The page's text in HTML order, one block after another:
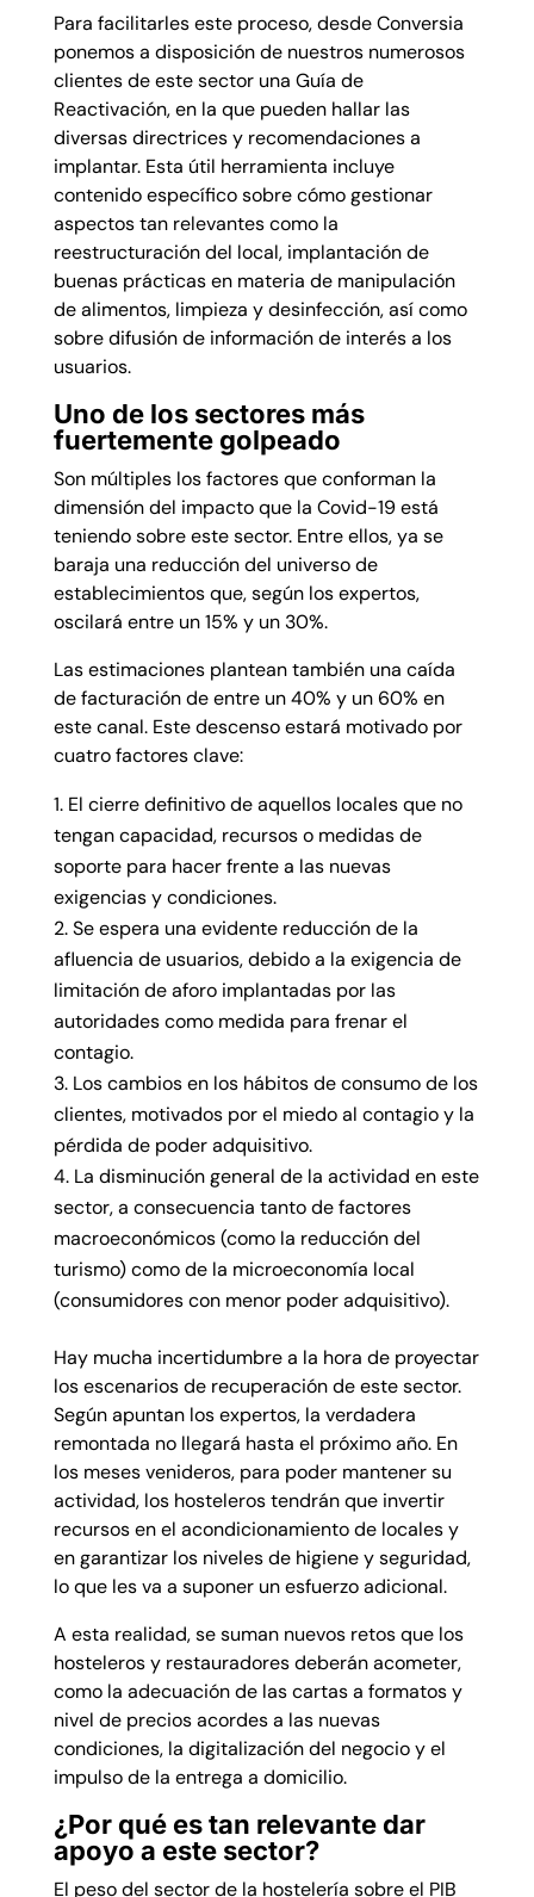
Para facilitarles este proceso, desde Conversia
ponemos a disposición de nuestros numerosos
clientes de este sector una Guía de
Reactivación, en la que pueden hallar las
diversas directrices y recomendaciones a
implantar. Esta útil herramienta incluye
contenido específico sobre cómo gestionar
aspectos tan relevantes como la
reestructuración del local, implantación de
buenas prácticas en materia de manipulación
de alimentos, limpieza y desinfección, así como
sobre difusión de información de interés a los
usuarios.
Uno de los sectores más
fuertemente golpeado
Son múltiples los factores que conforman la
dimensión del impacto que la Covid-19 está
teniendo sobre este sector. Entre ellos, ya se
baraja una reducción del universo de
establecimientos que, según los expertos,
oscilará entre un 15% y un 30%.
Las estimaciones plantean también una caída
de facturación de entre un 40% y un 60% en
este canal. Este descenso estará motivado por
cuatro factores clave:
El cierre definitivo de aquellos locales que no
tengan capacidad, recursos o medidas de
soporte para hacer frente a las nuevas
exigencias y condiciones.
Se espera una evidente reducción de la
afluencia de usuarios, debido a la exigencia de
limitación de aforo implantadas por las
autoridades como medida para frenar el
contagio.
Los cambios en los hábitos de consumo de los
clientes, motivados por el miedo al contagio y la
pérdida de poder adquisitivo.
La disminución general de la actividad en este
sector, a consecuencia tanto de factores
macroeconómicos (como la reducción del
turismo) como de la microeconomía local
(consumidores con menor poder adquisitivo).
Hay mucha incertidumbre a la hora de proyectar
los escenarios de recuperación de este sector.
Según apuntan los expertos, la verdadera
remontada no llegará hasta el próximo año. En
los meses venideros, para poder mantener su
actividad, los hosteleros tendrán que invertir
recursos en el acondicionamiento de locales y
en garantizar los niveles de higiene y seguridad,
lo que les va a suponer un esfuerzo adicional.
A esta realidad, se suman nuevos retos que los
hosteleros y restauradores deberán acometer,
como la adecuación de las cartas a formatos y
nivel de precios acordes a las nuevas
condiciones, la digitalización del negocio y el
impulso de la entrega a domicilio.
¿Por qué es tan relevante dar
apoyo a este sector?
El peso del sector de la hostelería sobre el PIB